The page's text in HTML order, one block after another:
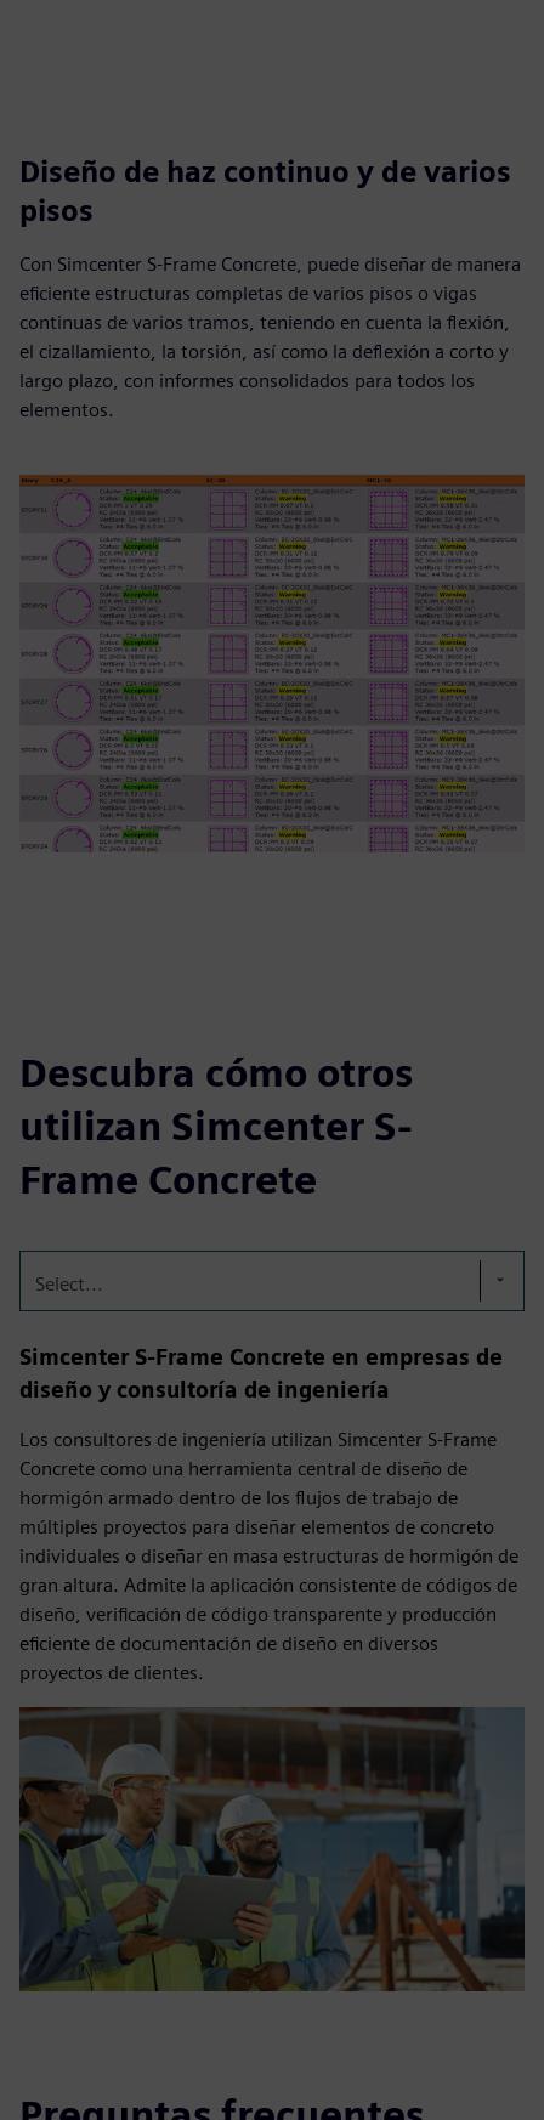
Diseño de haz continuo y de varios
pisos
Con Simcenter S-Frame Concrete, puede diseñar de manera
eficiente estructuras completas de varios pisos o vigas
continuas de varios tramos, teniendo en cuenta la flexión,
el cizallamiento, la torsión, así como la deflexión a corto y
largo plazo, con informes consolidados para todos los
elementos.
Descubra cómo otros
utilizan Simcenter S-
Frame Concrete
Select...
Simcenter S-Frame Concrete en empresas de
diseño y consultoría de ingeniería
Los consultores de ingeniería utilizan Simcenter S-Frame
Concrete como una herramienta central de diseño de
hormigón armado dentro de los flujos de trabajo de
múltiples proyectos para diseñar elementos de concreto
individuales o diseñar en masa estructuras de hormigón de
gran altura. Admite la aplicación consistente de códigos de
diseño, verificación de código transparente y producción
eficiente de documentación de diseño en diversos
proyectos de clientes.